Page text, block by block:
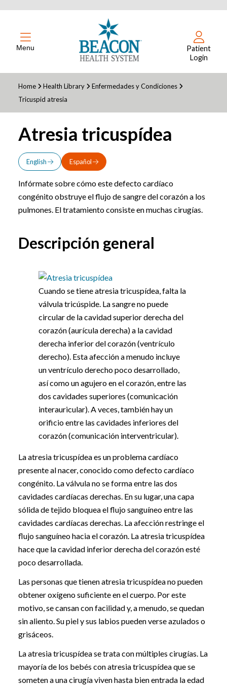
Menu
Patient
Login
Home Health Library
Enfermedades y Condiciones
Tricuspid atresia
Atresia tricuspídea
English Español
Infórmate sobre cómo este defecto cardíaco
congénito obstruye el flujo de sangre del corazón a los
pulmones. El tratamiento consiste en muchas cirugías.
Descripción general
Cuando se tiene atresia tricuspídea, falta la
válvula tricúspide. La sangre no puede
circular de la cavidad superior derecha del
corazón (aurícula derecha) a la cavidad
derecha inferior del corazón (ventrículo
derecho). Esta afección a menudo incluye
un ventrículo derecho poco desarrollado,
así como un agujero en el corazón, entre las
dos cavidades superiores (comunicación
interauricular). A veces, también hay un
orificio entre las cavidades inferiores del
corazón (comunicación interventricular).
La atresia tricuspídea es un problema cardíaco
presente al nacer, conocido como defecto cardíaco
congénito. La válvula no se forma entre las dos
cavidades cardíacas derechas. En su lugar, una capa
sólida de tejido bloquea el flujo sanguíneo entre las
cavidades cardíacas derechas. La afección restringe el
flujo sanguíneo hacia el corazón. La atresia tricuspídea
hace que la cavidad inferior derecha del corazón esté
poco desarrollada.
Las personas que tienen atresia tricuspídea no pueden
obtener oxígeno suficiente en el cuerpo. Por este
motivo, se cansan con facilidad y, a menudo, se quedan
sin aliento. Su piel y sus labios pueden verse azulados o
grisáceos.
La atresia tricuspídea se trata con múltiples cirugías. La
mayoría de los bebés con atresia tricuspídea que se
someten a una cirugía viven hasta bien entrada la edad